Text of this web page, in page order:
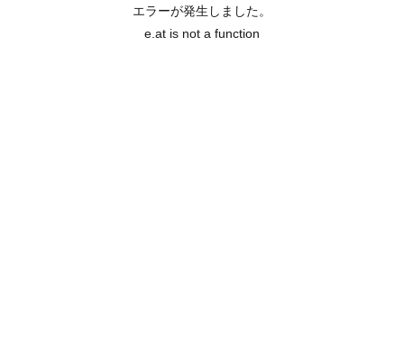
エラーが発生しました。
e.at is not a function